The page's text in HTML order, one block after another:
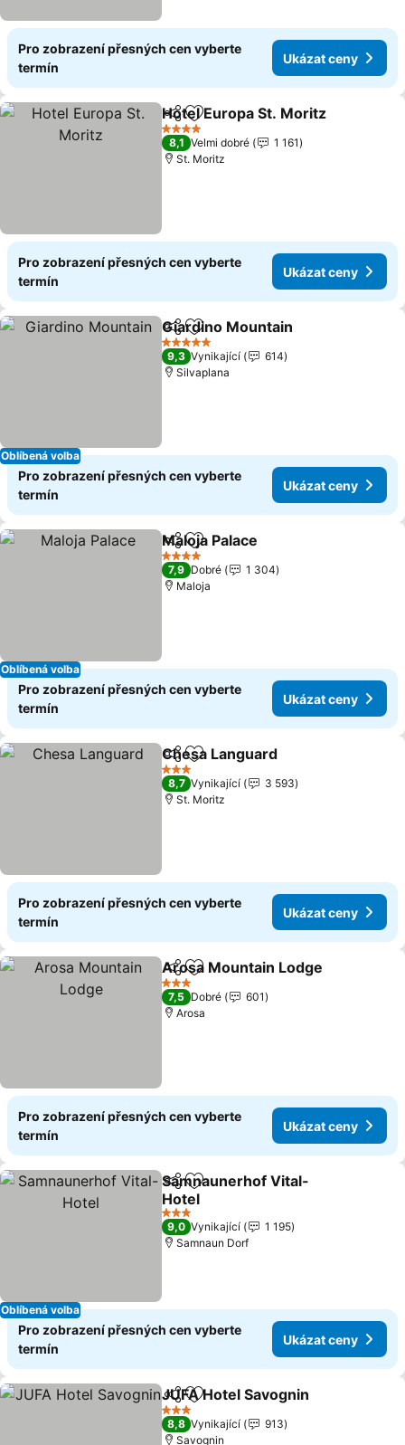
Pro zobrazení přesných cen vyberte
termín
Ukázat ceny
SdíletPřidat na seznam oblíbených
Hotel Europa St. Moritz
4 Počet hvězdiček
8,1 Velmi dobré
1 161
St. Moritz
Pro zobrazení přesných cen vyberte
termín
Ukázat ceny
Oblíbená volba
SdíletPřidat na seznam oblíbených
Giardino Mountain
5 Počet hvězdiček
9,3 Vynikající
614
Silvaplana
Pro zobrazení přesných cen vyberte
termín
Ukázat ceny
Oblíbená volba
SdíletPřidat na seznam oblíbených
Maloja Palace
4 Počet hvězdiček
7,9 Dobré
1 304
Maloja
Pro zobrazení přesných cen vyberte
termín
Ukázat ceny
SdíletPřidat na seznam oblíbených
Chesa Languard
3 Počet hvězdiček
8,7 Vynikající
3 593
St. Moritz
Pro zobrazení přesných cen vyberte
termín
Ukázat ceny
SdíletPřidat na seznam oblíbených
Arosa Mountain Lodge
3 Počet hvězdiček
7,5 Dobré
601
Arosa
Pro zobrazení přesných cen vyberte
termín
Ukázat ceny
Oblíbená volba
SdíletPřidat na seznam oblíbených
Samnaunerhof Vital-
Hotel
Ukázat ceny
3 Počet hvězdiček
9,0 Vynikající
1 195
Samnaun Dorf
Pro zobrazení přesných cen vyberte
termín
Ukázat ceny
SdíletPřidat na seznam oblíbených
JUFA Hotel Savognin
3 Počet hvězdiček
8,8 Vynikající
913
Savognin